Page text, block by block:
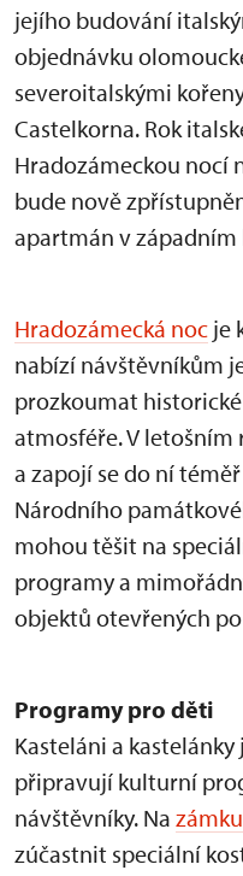
jejího budování
objednávku
severoitalskými
Castelkorna. Rok
Hradozámeckou nocí
bude nově
apartmán v západním
Hradozámecká noc je
nabízí návštěvníkům
prozkoumat
atmosféře. V letošním
a zapojí se do ní
Národního
mohou těšit na
programy a
objektů otevřených
Programy pro děti
Kasteláni a
připravují kulturní
návštěvníky. Na
zúčastnit speciální